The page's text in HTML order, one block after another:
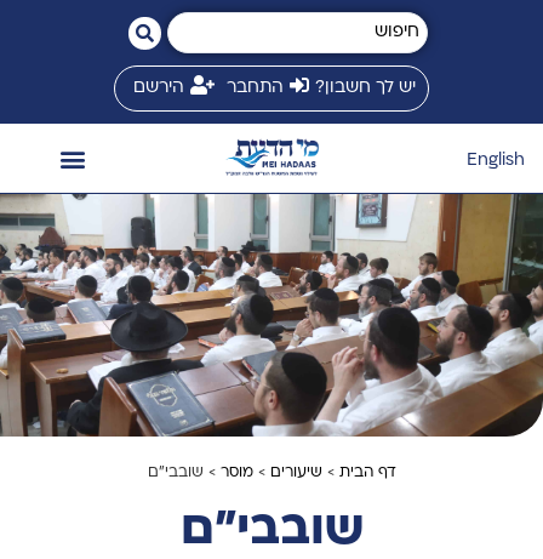
יש לך חשבון? התחבר הירשם
English
דף הבית > שיעורים >מוסר > שובבי"ם
שובבי"ם